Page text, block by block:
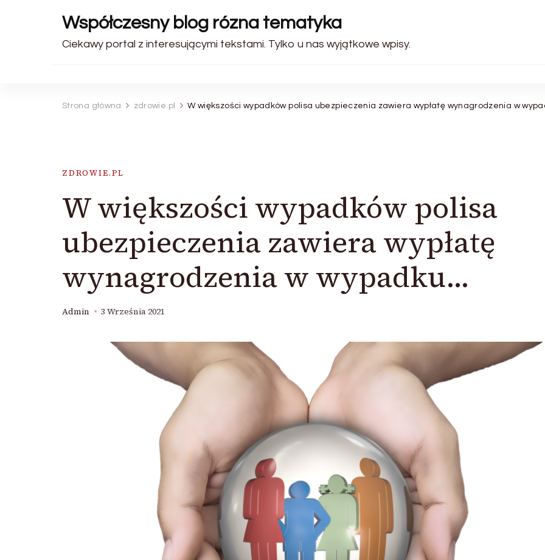
Współczesny blog rózna tematyka
Ciekawy portal z interesującymi tekstami. Tylko u nas wyjątkowe wpisy.
Strona główna zdrowie.pl W większości wypadków polisa ubezpieczenia zawiera wypłatę wynagrodzenia w
ZDROWIE.PL
W większości wypadków polisa
ubezpieczenia zawiera wypłatę
wynagrodzenia w wypadku…
Admin 3 Września 2021